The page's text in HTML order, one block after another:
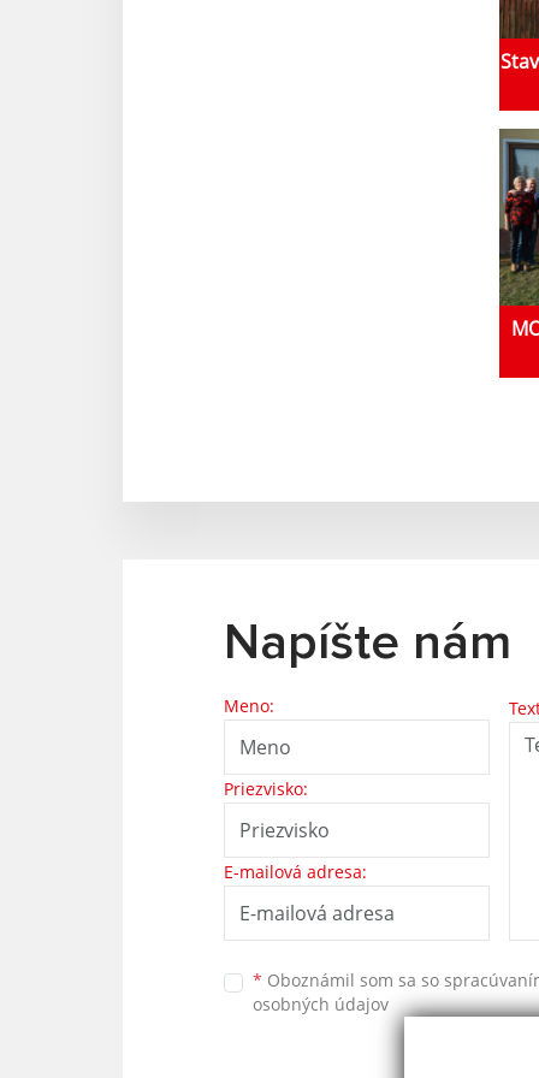
Napíšte nám
Meno:
Priezvisko:
E-mailová adresa:
* Oboznámil som sa so
osobných údajov